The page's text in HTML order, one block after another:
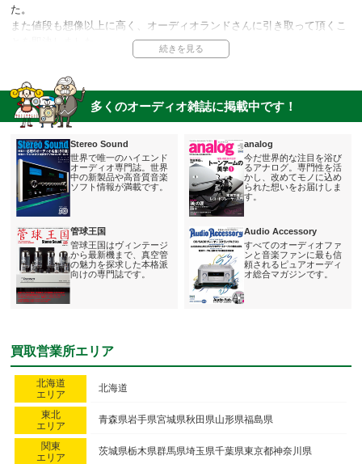
によっては依頼頂いたその日に出張買取の対応を取ることも可能で
お急ぎのお客様も、ぜひ我々をご活用ください。
所もございます。
ぜひ一度お問い合わせください。
た。
また値段も想像以上に高く、オーディオランドさんに引き取って頂くこ
担当者より
私達は買い取り金額に絶対の自信があります。 ブランドの知名度や
使用年数が長く古いものでも例外ではありません。
金額を把握頂いてから契約の判断をされても、もちろん構いませ
ん。
多くのオーディオ雑誌に掲載中です！
Stereo Sound
世界で唯一のハイエンド
オーディオ専門誌。世界
中の新製品や高音質音楽
ソフト情報が満載です。
analog
今だ世界的な注目を浴び
るアナログ。専門性を活
かし、改めてモノに込め
られた想いをお届けしま
す。
管球王国
管球王国はヴィンテージ
から最新機まで、真空管
の魅力を探求した本格派
向けの専門誌です。
Audio Accessory
すべてのオーディオファ
ンと音楽ファンに最も信
頼されるピュアオーディ
オ総合マガジンです。
買取営業所エリア
北海道
エリア
北海道
東北
エリア
青森県岩手県宮城県秋田県山形県福島県
関東
エリア
茨城県栃木県群馬県埼玉県千葉県東京都神奈川県